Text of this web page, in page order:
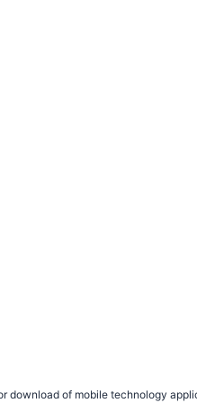
download of mobile technology